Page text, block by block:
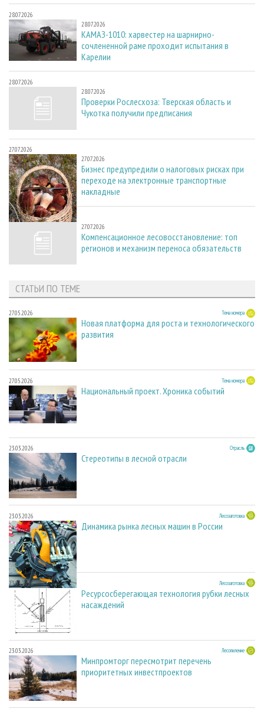
28.07.2026
28.07.2026
КАМАЗ-1010: харвестер на шарнирно-
сочлененной раме проходит испытания в
Карелии
28.07.2026
28.07.2026
Проверки Рослесхоза: Тверская область и
Чукотка получили предписания
27.07.2026
27.07.2026
Бизнес предупредили о налоговых рисках при
переходе на электронные транспортные
накладные
27.07.2026
27.07.2026
Компенсационное лесовосстановление: топ
регионов и механизм переноса обязательств
СТАТЬИ ПО ТЕМЕ
27.05.2026 Тема номера
Новая платформа для роста и технологического
развития
27.05.2026 Тема номера
Национальный проект. Хроника событий
23.03.2026 Отрасль
Стереотипы в лесной отрасли
23.03.2026 Лесозаготовка
Динамика рынка лесных машин в России
23.03.2026 Лесозаготовка
Ресурсосберегающая технология рубки лесных
насаждений
23.03.2026 Лесопиление
Минпромторг пересмотрит перечень
приоритетных инвестпроектов